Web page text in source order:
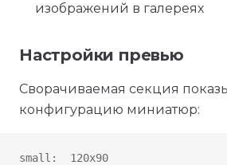
изображений в галереях
Настройки превью
Сворачиваемая секция
конфигурацию миниатюр:
small:  120x90